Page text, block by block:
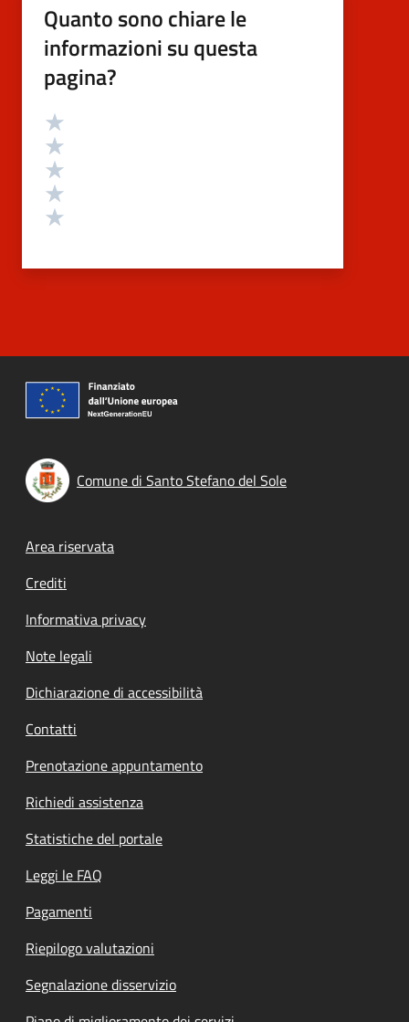
Quanto sono chiare le
informazioni su questa
pagina?
Valutazione
Comune di Santo Stefano del Sole
Footer menu
Area riservata
Crediti
Informativa privacy
Note legali
Dichiarazione di accessibilità
Contatti
Prenotazione appuntamento
Richiedi assistenza
Statistiche del portale
Leggi le FAQ
Pagamenti
Riepilogo valutazioni
Segnalazione disservizio